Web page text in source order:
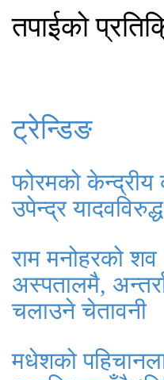
तपाईको
ट्रेन्डिङ
फोरमको केन्द्रीय
उपेन्द्र
राम मनोहरको
अस्पतालमै,
चलाउने चेतावनी
मधेशको